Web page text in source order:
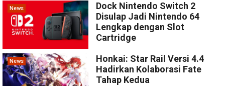
News
Dock Nintendo Switch 2
Disulap Jadi Nintendo 64
Lengkap dengan Slot
Cartridge
News
Honkai: Star Rail Versi 4.4
Hadirkan Kolaborasi Fate
Tahap Kedua